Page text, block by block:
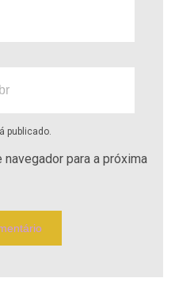
publicado.
para a próxima